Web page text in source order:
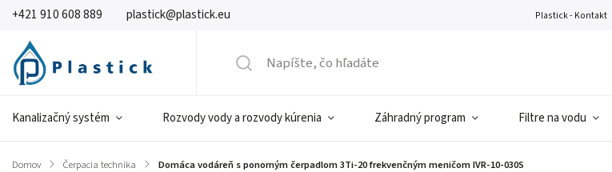
+421 910 608 889 plastick@plastick.eu Plastick - Kontakt
Kanalizačný systém Rozvody vody a rozvody kúrenia Záhradný program Filtre na vodu
Domov / Čerpacia technika / Domáca vodáreň s ponorným čerpadlom 3Ti-20 frekvenčným meničom IVR-10-030S